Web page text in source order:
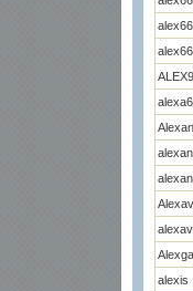
alexis